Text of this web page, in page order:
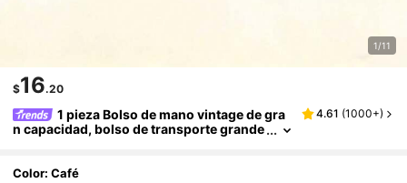
1/11
$16.20
1 pieza Bolso de mano vintage de gra
n capacidad, bolso de transporte grande
cera, decoración con correa, cierre con crem
4.61 (1000+)
Color: Café